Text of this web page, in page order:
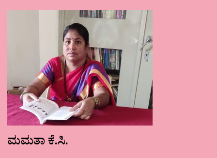
ಮಮತಾ ಕೆ.ಸಿ.